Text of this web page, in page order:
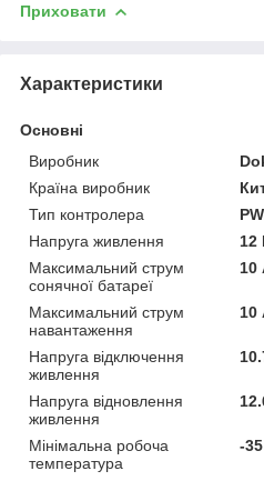
Приховати
Характеристики
Основні
Виробник
Країна виробник
Тип контролера
Напруга живлення
12
Максимальний струм
сонячної батареї
10
Максимальний струм
навантаження
10
Напруга відключення
живлення
Напруга відновлення
живлення
Мінімальна робоча
температура
-